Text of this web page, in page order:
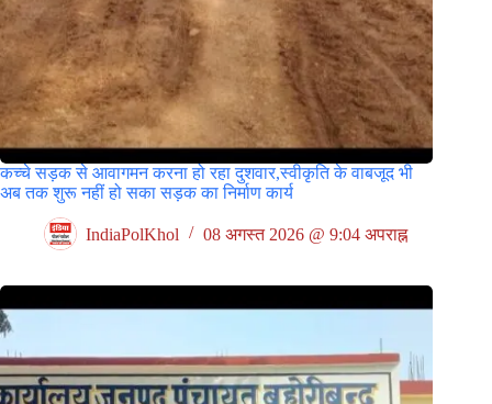
कच्चे सड़क से आवागमन करना हो रहा दुशवार,स्वीकृति के वाबजूद भी
अब तक शुरू नहीं हो सका सड़क का निर्माण कार्य
IndiaPolKhol 08 अगस्त 2026 @ 9:04 अपराह्न